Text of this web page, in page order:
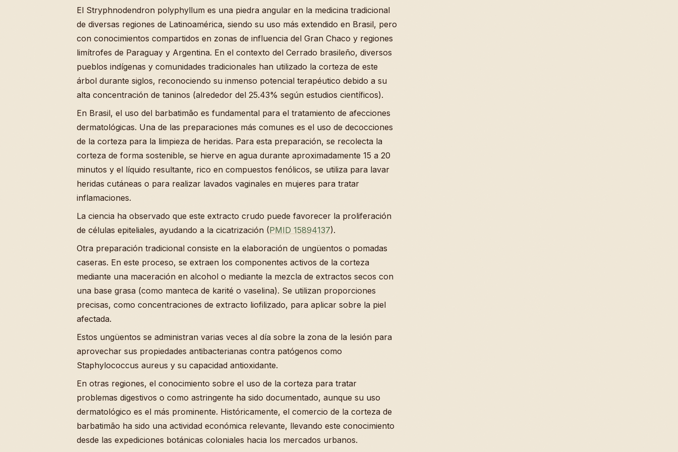
El Stryphnodendron polyphyllum es una piedra angular en la medicina tradicional
de diversas regiones de Latinoamérica, siendo su uso más extendido en Brasil, pero
con conocimientos compartidos en zonas de influencia del Gran Chaco y regiones
limítrofes de Paraguay y Argentina. En el contexto del Cerrado brasileño, diversos
pueblos indígenas y comunidades tradicionales han utilizado la corteza de este
árbol durante siglos, reconociendo su inmenso potencial terapéutico debido a su
alta concentración de taninos (alrededor del 25.43% según estudios científicos).
En Brasil, el uso del barbatimão es fundamental para el tratamiento de afecciones
dermatológicas. Una de las preparaciones más comunes es el uso de decocciones
de la corteza para la limpieza de heridas. Para esta preparación, se recolecta la
corteza de forma sostenible, se hierve en agua durante aproximadamente 15 a 20
minutos y el líquido resultante, rico en compuestos fenólicos, se utiliza para lavar
heridas cutáneas o para realizar lavados vaginales en mujeres para tratar
inflamaciones.
La ciencia ha observado que este extracto crudo puede favorecer la proliferación
de células epiteliales, ayudando a la cicatrización (PMID 15894137).
Otra preparación tradicional consiste en la elaboración de ungüentos o pomadas
caseras. En este proceso, se extraen los componentes activos de la corteza
mediante una maceración en alcohol o mediante la mezcla de extractos secos con
una base grasa (como manteca de karité o vaselina). Se utilizan proporciones
precisas, como concentraciones de extracto liofilizado, para aplicar sobre la piel
afectada.
Estos ungüentos se administran varias veces al día sobre la zona de la lesión para
aprovechar sus propiedades antibacterianas contra patógenos como
Staphylococcus aureus y su capacidad antioxidante.
En otras regiones, el conocimiento sobre el uso de la corteza para tratar
problemas digestivos o como astringente ha sido documentado, aunque su uso
dermatológico es el más prominente. Históricamente, el comercio de la corteza de
barbatimão ha sido una actividad económica relevante, llevando este conocimiento
desde las expediciones botánicas coloniales hacia los mercados urbanos.